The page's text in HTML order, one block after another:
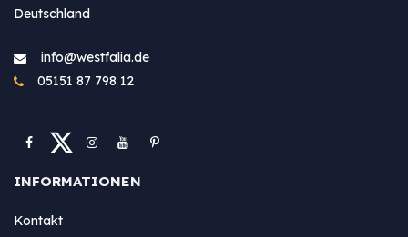
Deutschland
info@westfa​lia.de
05151 87 798 12
INFORMATIONEN
Kontakt